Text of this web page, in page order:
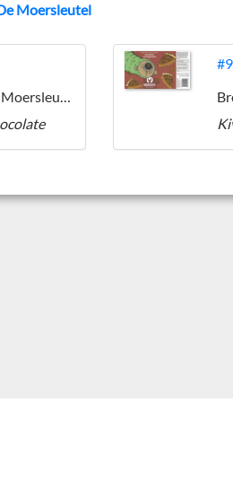
Moersleutel
Brouwerij De Moersleutel